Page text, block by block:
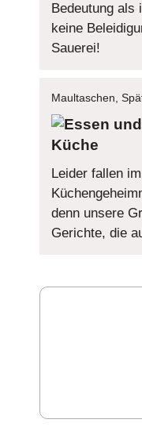
Bedeutung als
keine
Sauerei!
Maultaschen,
Küche
Leider fallen
denn unsere
Gerichte, die